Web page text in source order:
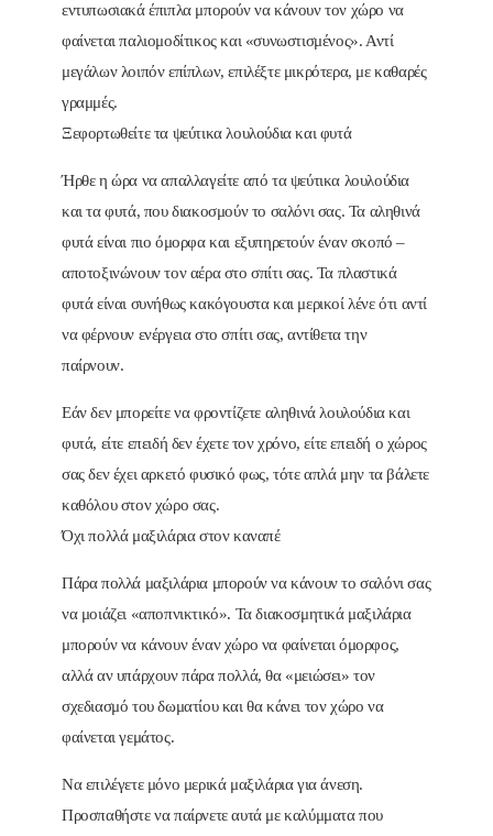
εντυπωσιακά έπιπλα μπορούν να κάνουν τον χώρο να
φαίνεται παλιομοδίτικος και «συνωστισμένος». Αντί
μεγάλων λοιπόν επίπλων, επιλέξτε μικρότερα, με καθαρές
γραμμές.
Ξεφορτωθείτε τα ψεύτικα λουλούδια και φυτά
Ήρθε η ώρα να απαλλαγείτε από τα ψεύτικα λουλούδια
και τα φυτά, που διακοσμούν το σαλόνι σας. Τα αληθινά
φυτά είναι πιο όμορφα και εξυπηρετούν έναν σκοπό –
αποτοξινώνουν τον αέρα στο σπίτι σας. Τα πλαστικά
φυτά είναι συνήθως κακόγουστα και μερικοί λένε ότι αντί
να φέρνουν ενέργεια στο σπίτι σας, αντίθετα την
παίρνουν.
Εάν δεν μπορείτε να φροντίζετε αληθινά λουλούδια και
φυτά, είτε επειδή δεν έχετε τον χρόνο, είτε επειδή ο χώρος
σας δεν έχει αρκετό φυσικό φως, τότε απλά μην τα βάλετε
καθόλου στον χώρο σας.
Όχι πολλά μαξιλάρια στον καναπέ
Πάρα πολλά μαξιλάρια μπορούν να κάνουν το σαλόνι σας
να μοιάζει «αποπνικτικό». Τα διακοσμητικά μαξιλάρια
μπορούν να κάνουν έναν χώρο να φαίνεται όμορφος,
αλλά αν υπάρχουν πάρα πολλά, θα «μειώσει» τον
σχεδιασμό του δωματίου και θα κάνει τον χώρο να
φαίνεται γεμάτος.
Να επιλέγετε μόνο μερικά μαξιλάρια για άνεση.
Προσπαθήστε να παίρνετε αυτά με καλύμματα που